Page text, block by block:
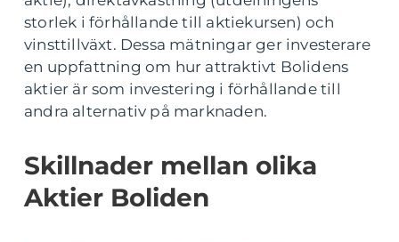
storlek i förhållande till aktiekursen) och
vinsttillväxt. Dessa mätningar ger investerare
en uppfattning om hur attraktivt Bolidens
aktier är som investering i förhållande till
andra alternativ på marknaden.
Skillnader mellan olika
Aktier Boliden